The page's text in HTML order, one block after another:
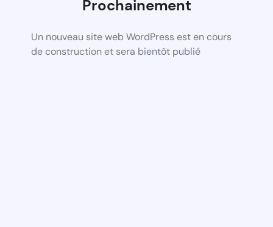
Prochainement
Un nouveau site web WordPress est en cours
de construction et sera bientôt publié